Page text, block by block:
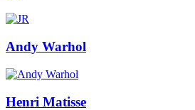
Andy Warhol
Henri Matisse